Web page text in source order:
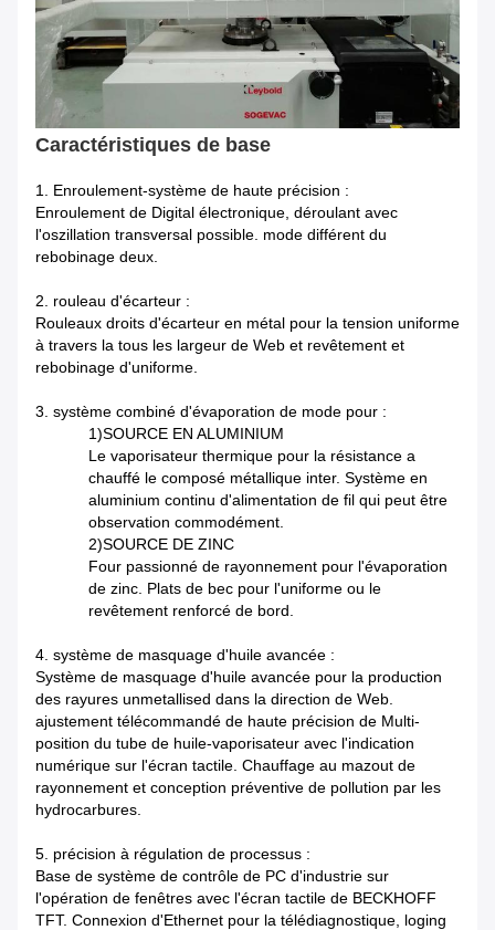
Caractéristiques de base
1. Enroulement-système de haute précision :
Enroulement de Digital électronique, déroulant avec
l'oszillation transversal possible. mode différent du
rebobinage deux.
2. rouleau d'écarteur :
Rouleaux droits d'écarteur en métal pour la tension uniforme
à travers la tous les largeur de Web et revêtement et
rebobinage d'uniforme.
3. système combiné d'évaporation de mode pour :
1)SOURCE EN ALUMINIUM
Le vaporisateur thermique pour la résistance a
chauffé le composé métallique inter. Système en
aluminium continu d'alimentation de fil qui peut être
observation commodément.
2)SOURCE DE ZINC
Four passionné de rayonnement pour l'évaporation
de zinc. Plats de bec pour l'uniforme ou le
revêtement renforcé de bord.
4. système de masquage d'huile avancée :
Système de masquage d'huile avancée pour la production
des rayures unmetallised dans la direction de Web.
ajustement télécommandé de haute précision de Multi-
position du tube de huile-vaporisateur avec l'indication
numérique sur l'écran tactile. Chauffage au mazout de
rayonnement et conception préventive de pollution par les
hydrocarbures.
5. précision à régulation de processus :
Base de système de contrôle de PC d'industrie sur
l'opération de fenêtres avec l'écran tactile de BECKHOFF
TFT. Connexion d'Ethernet pour la télédiagnostique, loging